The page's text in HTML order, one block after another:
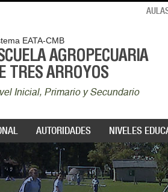
EATA-CMB
AGROPECUARIA
TRES ARROYOS
Inicial, Primario y Secundario
AUTORIDADES NIVELES